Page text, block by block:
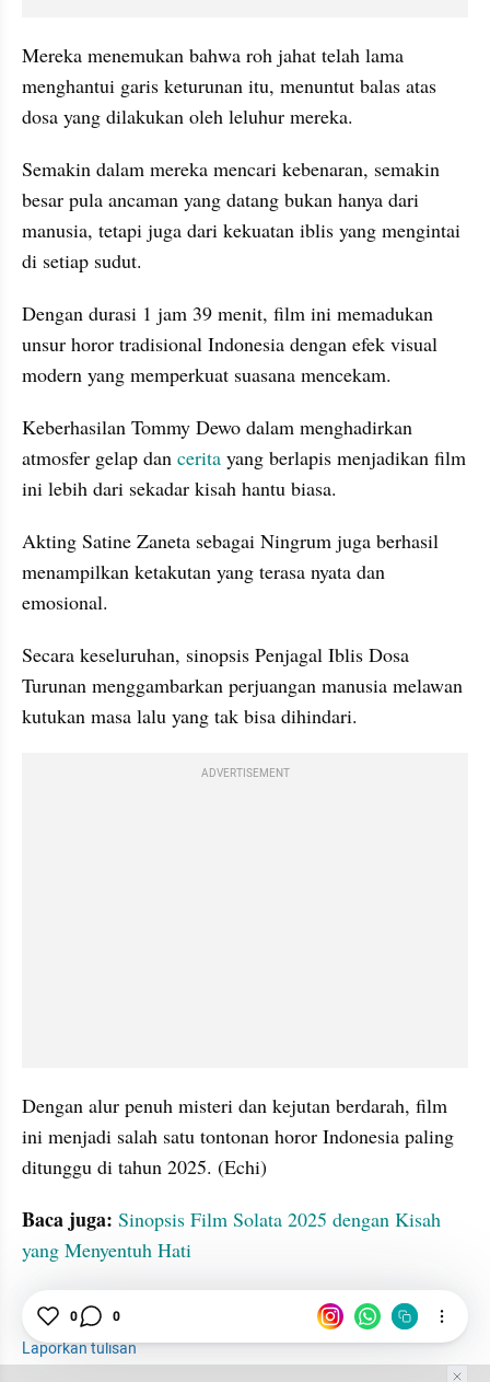
Mereka menemukan bahwa roh jahat telah lama
menghantui garis keturunan itu, menuntut balas atas
dosa yang dilakukan oleh leluhur mereka.
Semakin dalam mereka mencari kebenaran, semakin
besar pula ancaman yang datang bukan hanya dari
manusia, tetapi juga dari kekuatan iblis yang mengintai
di setiap sudut.
Dengan durasi 1 jam 39 menit, film ini memadukan
unsur horor tradisional Indonesia dengan efek visual
modern yang memperkuat suasana mencekam.
Keberhasilan Tommy Dewo dalam menghadirkan
atmosfer gelap dan cerita yang berlapis menjadikan film
ini lebih dari sekadar kisah hantu biasa.
Akting Satine Zaneta sebagai Ningrum juga berhasil
menampilkan ketakutan yang terasa nyata dan
emosional.
Secara keseluruhan, sinopsis Penjagal Iblis Dosa
Turunan menggambarkan perjuangan manusia melawan
kutukan masa lalu yang tak bisa dihindari.
ADVERTISEMENT
Dengan alur penuh misteri dan kejutan berdarah, film
ini menjadi salah satu tontonan horor Indonesia paling
ditunggu di tahun 2025. (Echi)
Baca juga: Sinopsis Film Solata 2025 dengan Kisah
yang Menyentuh Hati
Film Sinopsis
tatatax2
Laporkan tulisan
0 0